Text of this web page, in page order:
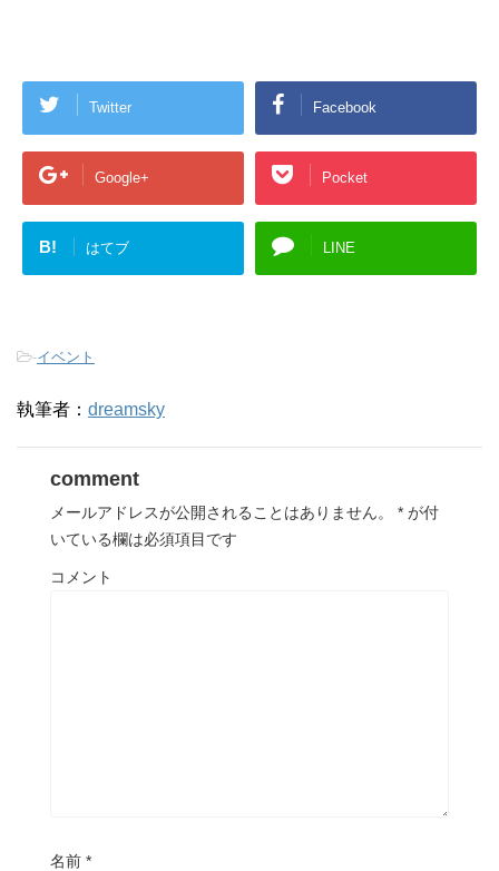
Twitter Facebook
Google+ Pocket
B! はてブ LINE
-イベント
執筆者： dreamsky
comment
メールアドレスが公開されることはありません。 * が付
いている欄は必須項目です
コメント
名前 *